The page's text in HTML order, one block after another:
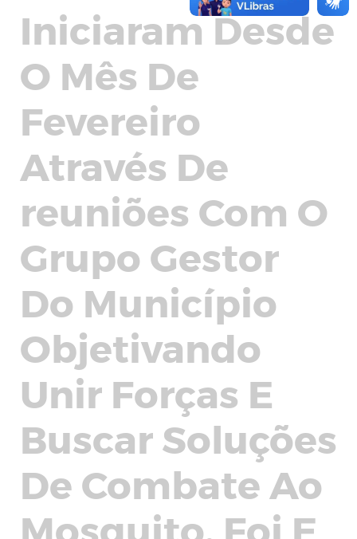
Iniciaram Desde
O Mês De
Fevereiro
Através De
reuniões Com O
Grupo Gestor
Do Município
Objetivando
Unir Forças E
Buscar Soluções
De Combate Ao
Mosquito. Foi E